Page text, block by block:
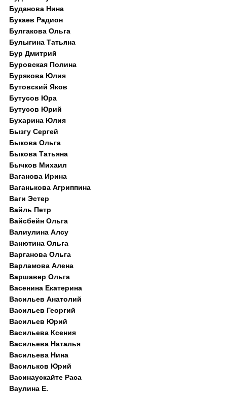
Буданова Нина
Букаев Радион
Булгакова Ольга
Булыгина Татьяна
Бур Дмитрий
Буровская Полина
Бурякова Юлия
Бутовский Яков
Бутусов Юра
Бутусов Юрий
Бухарина Юлия
Бызгу Сергей
Быкова Ольга
Быкова Татьяна
Бычков Михаил
Ваганова Ирина
Ваганькова Агриппина
Ваги Эстер
Вайль Петр
Вайсбейн Ольга
Валиулина Алсу
Ванютина Ольга
Варганова Ольга
Варламова Алена
Варшавер Ольга
Васенина Екатерина
Васильев Анатолий
Васильев Георгий
Васильев Юрий
Васильева Ксения
Васильева Наталья
Васильева Нина
Васильков Юрий
Васинаускайте Раса
Ваулина Е.